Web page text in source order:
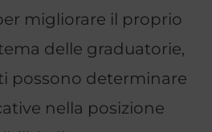
migliorare il proprio
delle graduatorie,
possono determinare
nella posizione